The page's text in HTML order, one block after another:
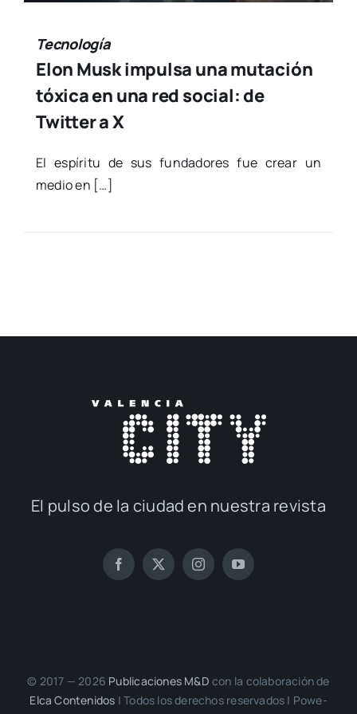
Tecnología
Elon Musk impulsa una mutación
tóxica en una red social: de
Twitter a X
El espí­ri­tu de sus fun­da­do­res fue crear un
medio en […]
El pul­so de la ciu­dad en nues­tra revis­ta
© 2017 — 2026 Publi­ca­cio­nes M&D con la cola­bo­ra­ción de
Elca Con­te­ni­dos | Todos los dere­chos reser­va­dos | Powe­